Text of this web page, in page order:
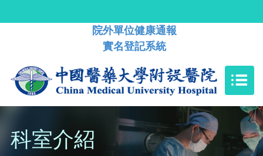
院外單位健康通報
實名登記系統
科室介紹